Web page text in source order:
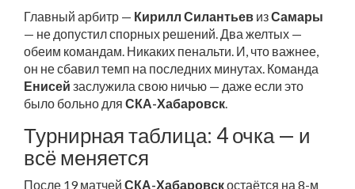
Главный арбитр — Кирилл Силантьев изСамары
— не допустил спорных решений. Два желтых —
обеим командам. Никаких пенальти. И, что важнее,
он не сбавил темп на последних минутах. Команда
Енисей заслужила свою ничью — даже если это
было больно для СКА-Хабаровск.
Турнирная таблица: 4 очка — и
всё меняется
После 19 матчей СКА-Хабаровскостаётся на 8-м